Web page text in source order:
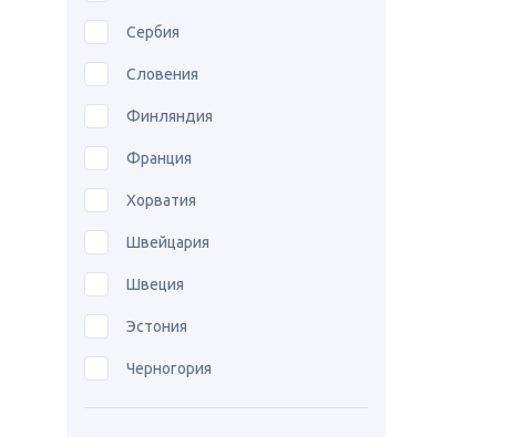
Сербия
Словения
Финляндия
Франция
Хорватия
Швейцария
Швеция
Эстония
Черногория